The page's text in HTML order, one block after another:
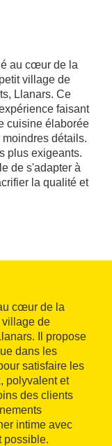
au cœur de la
village de
Llanars. Ce
faisant
cuisine élaborée
détails.
plus exigeants.
de s'adapter à
la qualité et
cœur de la
village de
Il propose
dans les
satisfaire les
polyvalent et
des clients
intime avec
possible.